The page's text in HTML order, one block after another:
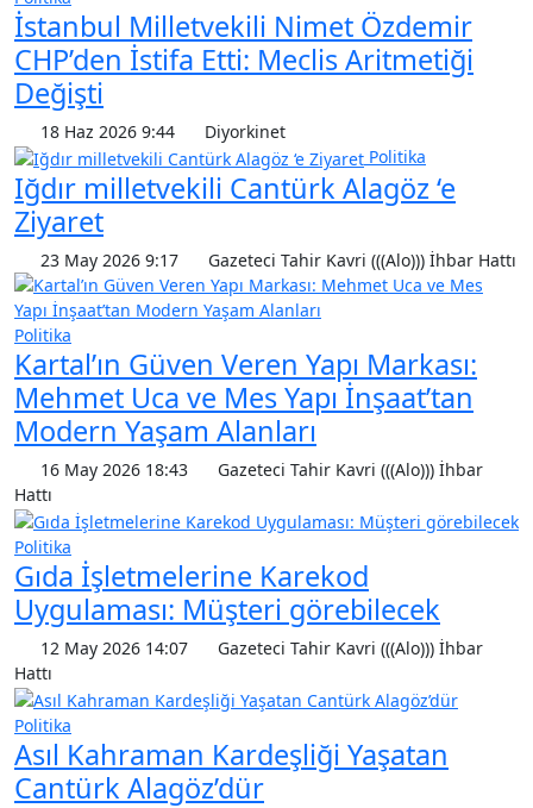
İstanbul Milletvekili Nimet Özdemir
CHP’den İstifa Etti: Meclis Aritmetiği
Değişti
18 Haz 2026 9:44
Diyorkinet
Politika
Iğdır milletvekili Cantürk Alagöz ‘e
Ziyaret
23 May 2026 9:17 Gazeteci Tahir Kavri (((Alo))) İhbar Hattı
Politika
Kartal’ın Güven Veren Yapı Markası:
Mehmet Uca ve Mes Yapı İnşaat’tan
Modern Yaşam Alanları
16 May 2026 18:43
Gazeteci Tahir Kavri (((Alo))) İhbar
Hattı
Politika
Gıda İşletmelerine Karekod
Uygulaması: Müşteri görebilecek
12 May 2026 14:07
Gazeteci Tahir Kavri (((Alo))) İhbar
Hattı
Politika
Asıl Kahraman Kardeşliği Yaşatan
Cantürk Alagöz’dür